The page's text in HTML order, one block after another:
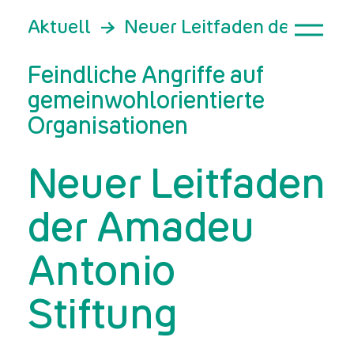
Aktuell Neuer Leitfaden der
Feindliche Angriffe auf
gemeinwohlorientierte
Organisationen
Neuer Leitfaden
der Amadeu
Antonio
Stiftung